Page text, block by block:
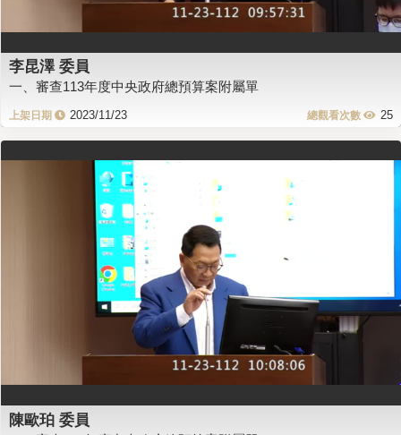
李昆澤 委員
一、審查113年度中央政府總預算案附屬單
2023/11/23 25
陳歐珀 委員